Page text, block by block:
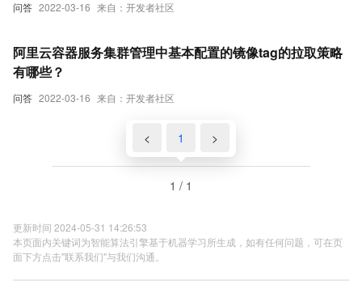
问答 2022-03-16 来自：开发者社区
问答 2022-03-16 来自：开发者社区
阿里云容器服务集群管理中基本配置的镜像tag的拉取策略
有哪些？
< 1 >
1 / 1
更新时间 2024-05-31 14:26:53
本页面内关键词为智能算法引擎基于机器学习所生成，如有任何问题，可在页
面下方点击"联系我们"与我们沟通。